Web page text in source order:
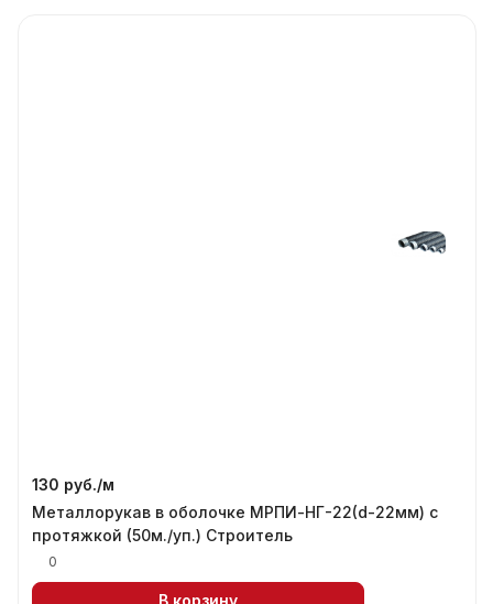
130 руб./м
Металлорукав в оболочке МРПИ-НГ-22(d-22мм) с
протяжкой (50м./уп.) Строитель
0